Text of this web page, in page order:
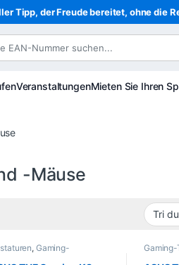
Tipp, der Freude bereitet, ohne die
VeranstaltungenMieten Sie Ihren
-Mäuse
, Gaming-
und -Mäuse
Mäuse,